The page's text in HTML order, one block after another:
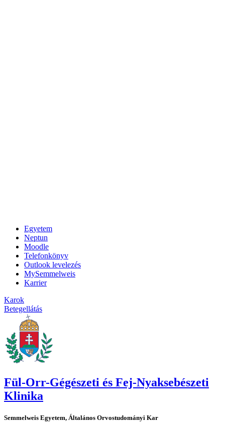
Egyetem
Neptun
Moodle
Telefonkönyv
Outlook levelezés
MySemmelweis
Karrier
Karok
Betegellátás
Fül-Orr-Gégészeti és Fej-Nyaksebészeti
Klinika
Semmelweis Egyetem, Általános Orvostudományi Kar